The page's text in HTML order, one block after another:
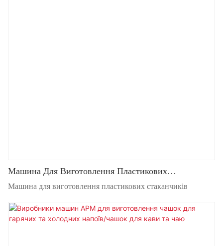
Машина Для Виготовлення Пластикових
Стаканчиків
Машина для виготовлення пластикових стаканчиків